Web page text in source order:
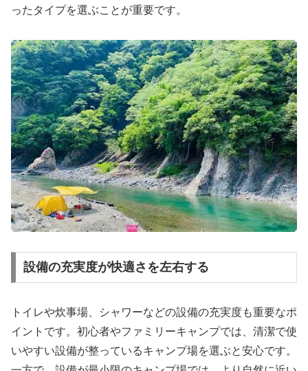
ったタイプを選ぶことが重要です。
設備の充実度が快適さを左右する
トイレや炊事場、シャワーなどの設備の充実度も重要なポ
イントです。初心者やファミリーキャンプでは、清潔で使
いやすい設備が整っているキャンプ場を選ぶと安心です。